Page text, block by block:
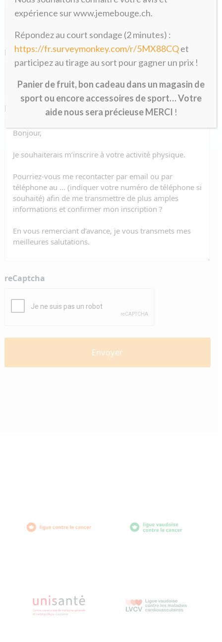
E-mail*
Message
reCaptcha
expérience sur www.jemebouge.ch.
Répondez au court sondage (2 minutes) :
https://fr.surveymonkey.com/r/5MX88CQet
participez au tirage au sort pour gagner un prix !
Panier de fruit, bon cadeau dans un magasin de
sport ou encore accessoires de sport… Votre
aide nous sera précieuse MERCI !